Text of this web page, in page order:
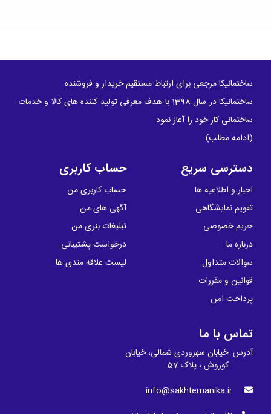
ساختمانیکا مرجعی برای ارتباط مستقیم خریدار و فروشنده
ساختمانیکا در سال 1398 با هدف معرفی تولید کننده های کالا و خدمات
ساختمانی کار خود را آغاز نمود
(ادامه مطلب)
دسترسی سریع
اخبار و اطلاعیه ها
تقویم نمایشگاهی
حریم خصوصی
درباره ما
سوالات متداول
قوانین و مقررات
پرداخت امن
حساب کاربری
حساب کاربری من
آگهی های من
تبلیغات بنری من
درخواست پشتیبانی
لیست علاقه مندی ها
تماس با ما
آدرس: خیابان سهروردی شمالی، خیابان
کوروش ، پلاک 57
info@sakhtemanika.ir